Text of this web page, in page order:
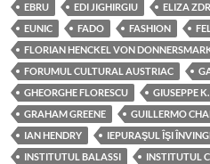
EBRU
EDI JIGHIRGIU ELIZA
EUNIC
FADO FASHION
FLORIAN HENCKEL VON
FORUMUL CULTURAL AUSTRIAC
GHEORGHE FLORESCU
GIUSEPPE
GRAHAM GREENE
GUILLERMO
IAN HENDRY
IEPURAŞUL ÎŞI
INSTITUTUL BALASSI
INSTITUTUL